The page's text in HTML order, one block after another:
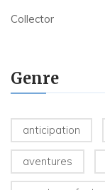
Collector
Genre
anticipation
aventures